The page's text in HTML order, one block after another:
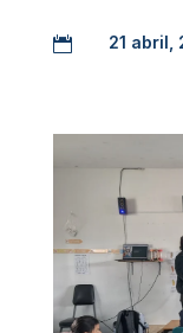
 21 abril,